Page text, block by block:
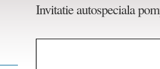
Invitatie autospeciala